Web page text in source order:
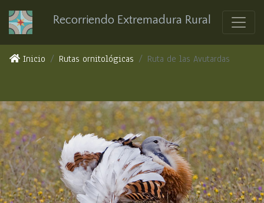
Recorriendo Extremadura Rural
Inicio Rutas ornitológicas Ruta de las Avutardas